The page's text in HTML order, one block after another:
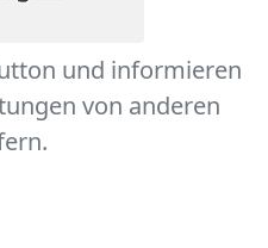
und informieren
von anderen